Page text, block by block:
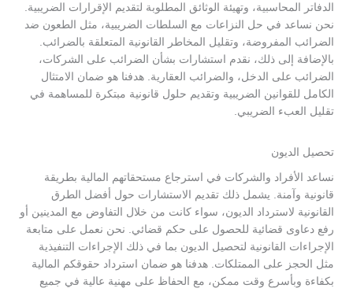
الدفاتر المحاسبية، وتهيئة الوثائق المطلوبة لتقديم الإقرارات الضريبية.
نحن نساعد في حل النزاعات مع السلطات الضريبية، مثل الطعون ضد
الضرائب المفروضة، وتقليل المخاطر القانونية المتعلقة بالضرائب.
بالإضافة إلى ذلك، نقدم استشارات بشأن الضرائب على الشركات،
الضرائب على الدخل، والضرائب العقارية. هدفنا هو ضمان الامتثال
الكامل للقوانين الضريبية وتقديم حلول قانونية مبتكرة للمساهمة في
تقليل العبء الضريبي.
تحصيل الديون
نساعد الأفراد والشركات في استرجاع مستحقاتهم المالية بطريقة
قانونية وآمنة. يشمل ذلك تقديم الاستشارات حول أفضل الطرق
القانونية لاسترداد الديون، سواء كانت من خلال التفاوض مع المدينين أو
رفع دعاوى قضائية للحصول على حكم قضائي. نحن نعمل على متابعة
الإجراءات القانونية لتحصيل الديون بما في ذلك الإجراءات التنفيذية
مثل الحجز على الممتلكات. هدفنا هو ضمان استرداد حقوقكم المالية
بكفاءة وبأسرع وقت ممكن، مع الحفاظ على مهنية عالية في جميع